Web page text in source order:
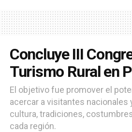
Concluye III
Turismo Rural en
El objetivo fue promover el
acercar a visitantes nacionales
cultura, tradiciones,
cada región.